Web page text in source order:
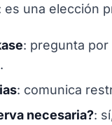
es una elección
: pregunta
: comunica
necesaria?: